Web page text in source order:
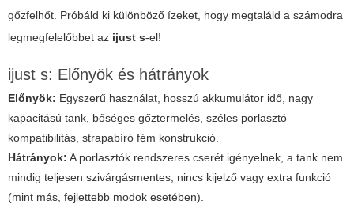
gőzfelhőt. Próbáld ki különböző ízeket, hogy megtaláld a számodra
legmegfelelőbbet az ijust s-el!
ijust s: Előnyök és hátrányok
Előnyök: Egyszerű használat, hosszú akkumulátor idő, nagy
kapacitású tank, bőséges gőztermelés, széles porlasztó
kompatibilitás, strapabíró fém konstrukció.
Hátrányok: A porlasztók rendszeres cserét igényelnek, a tank nem
mindig teljesen szivárgásmentes, nincs kijelző vagy extra funkció
(mint más, fejlettebb modok esetében).